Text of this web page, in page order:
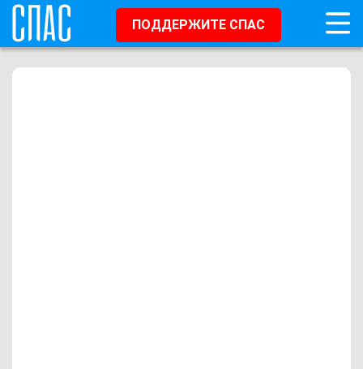
ПОДДЕРЖИТЕ СПАС